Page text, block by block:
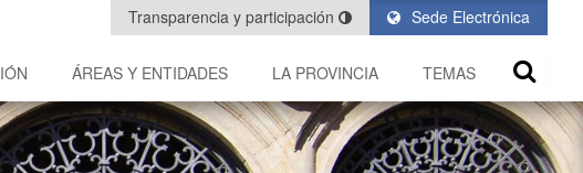
Sede Electrónica
Transparencia y participación
ÁREAS Y ENTIDADES LA PROVINCIA TEMAS